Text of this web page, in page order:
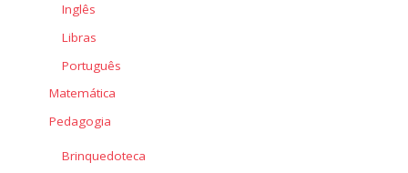
Inglês
Libras
Português
Matemática
Pedagogia
Brinquedoteca